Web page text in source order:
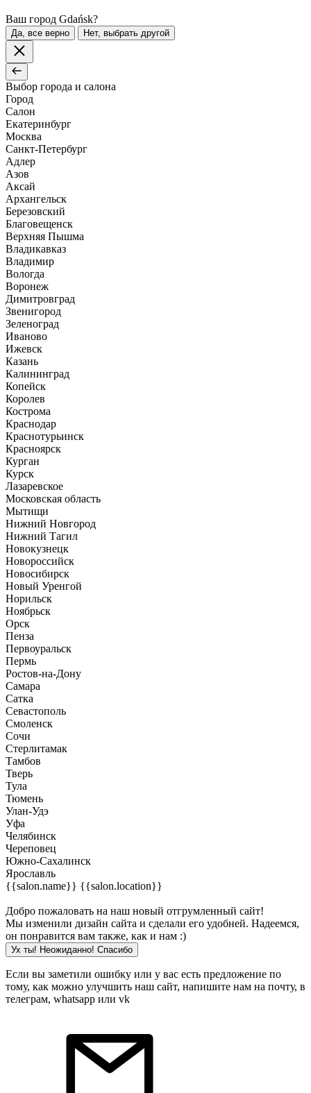
Ваш город Gdańsk?
Да, все верно Нет, выбрать другой
Выбор города и салона
Город
Салон
Екатеринбург
Москва
Санкт-Петербург
Адлер
Азов
Аксай
Архангельск
Березовский
Благовещенск
Верхняя Пышма
Владикавказ
Владимир
Вологда
Воронеж
Димитровград
Звенигород
Зеленоград
Иваново
Ижевск
Казань
Калининград
Копейск
Королев
Кострома
Краснодар
Краснотурьинск
Красноярск
Курган
Курск
Лазаревское
Московская область
Мытищи
Нижний Новгород
Нижний Тагил
Новокузнецк
Новороссийск
Новосибирск
Новый Уренгой
Норильск
Ноябрьск
Орск
Пенза
Первоуральск
Пермь
Ростов-на-Дону
Самара
Сатка
Севастополь
Смоленск
Сочи
Стерлитамак
Тамбов
Тверь
Тула
Тюмень
Улан-Удэ
Уфа
Челябинск
Череповец
Южно-Сахалинск
Ярославль
{{salon.name}} {{salon.location}}
Добро пожаловать на наш новый отгрумленный сайт!
Мы изменили дизайн сайта и сделали его удобней. Надеемся,
он понравится вам также, как и нам :)
Ух ты! Неожиданно! Cпасибо
Если вы заметили ошибку или у вас есть предложение по
тому, как можно улучшить наш сайт, напишите нам на почту, в
телеграм, whatsapp или vk